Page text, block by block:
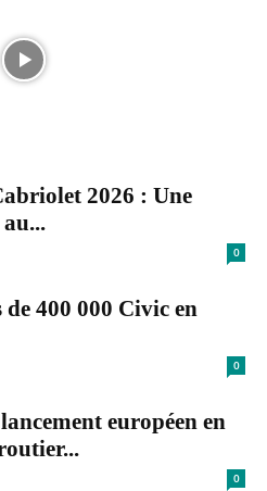
2026 : Une
0
400 000 Civic en
0
européen en
0